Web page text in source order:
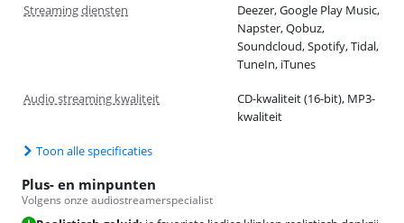
Streaming diensten
Deezer, Google Play Music,
Napster, Qobuz,
Soundcloud, Spotify, Tidal,
TuneIn, iTunes
Audio streaming kwaliteit
CD-kwaliteit (16-bit), MP3-
kwaliteit
Toon alle specificaties
Plus- en minpunten
Volgens onze audiostreamerspecialist